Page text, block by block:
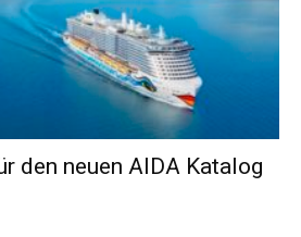
Touristiknews
den neuen AIDA Katalog